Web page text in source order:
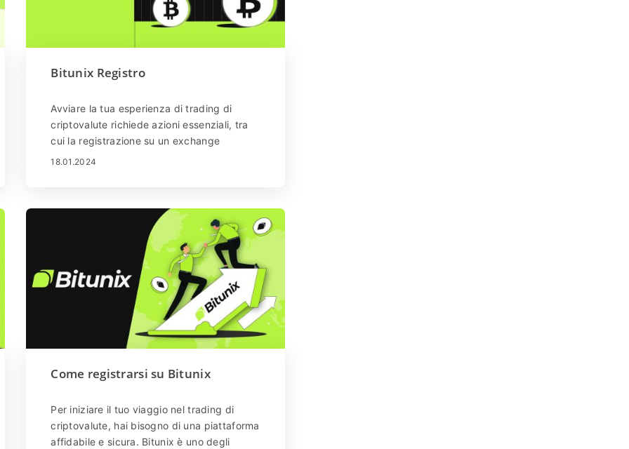
Bitunix Registro
Avviare la tua esperienza di trading di
criptovalute richiede azioni essenziali, tra
cui la registrazione su un exchange
affidabile e la gestione efficace dei tuoi
sicuri di fondi. Questa guida dettagliata ti
guiderà attraverso le fasi di registrazione
su Bitunix e di prelievo di fondi in
sicurezza.
18.01.2024
Come registrarsi su Bitunix
Per iniziare il tuo viaggio nel trading di
criptovalute, hai bisogno di una piattaforma
affidabile e sicura. Bitunix è uno degli